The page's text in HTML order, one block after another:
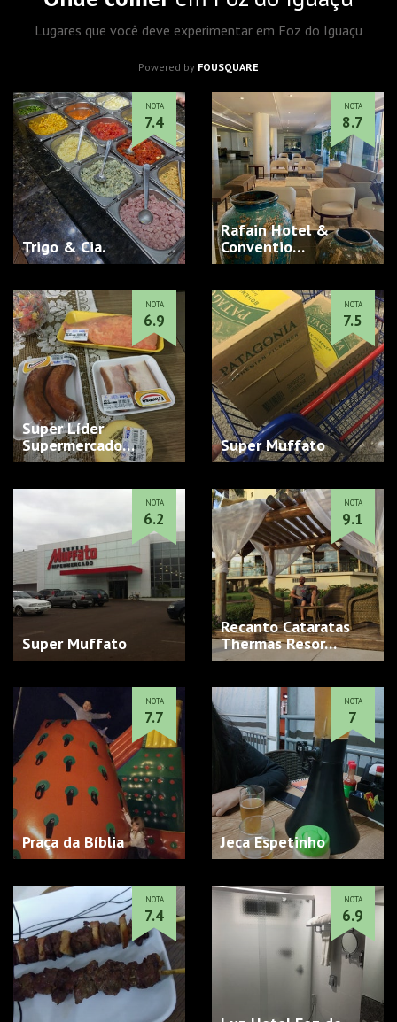
Lugares que você deve experimentar em Foz do Iguaçu
Powered by FOUSQUARE
Trigo & Cia.
NOTA
7.4
Rafain Hotel &
Conventio…
NOTA
8.7
Super Líder
Supermercado…
NOTA
6.9
Super Muffato
NOTA
7.5
Super Muffato
NOTA
6.2
Recanto Cataratas
Thermas Resor…
NOTA
9.1
Praça da Bíblia
NOTA
7.7
Jeca Espetinho
NOTA
7
NOTA
7.4
NOTA
6.9